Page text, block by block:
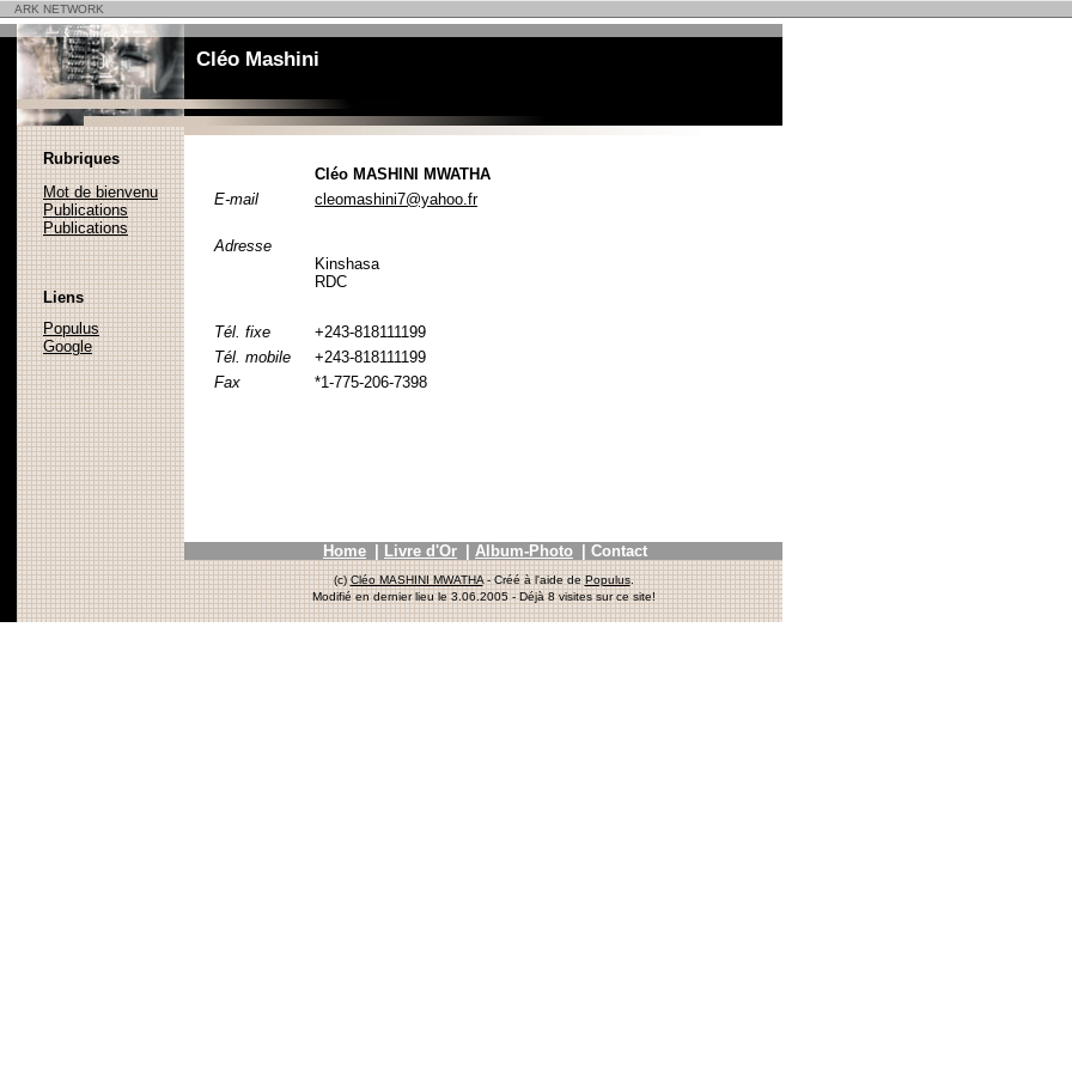
ARK NETWORK
Cléo Mashini
Rubriques
Mot de bienvenu
Publications
Publications
Liens
Populus
Google
Cléo MASHINI MWATHA
E-mail
cleomashini7@yahoo.fr
Adresse
Kinshasa
RDC
Tél. fixe
+243-818111199
Tél. mobile
+243-818111199
Fax
*1-775-206-7398
Home Livre d'Or Album-Photo Contact
(c)Cléo MASHINI MWATHA- Créé à l'aide dePopulus.
Modifié en dernier lieu le 3.06.2005- Déjà 8 visites sur ce site!